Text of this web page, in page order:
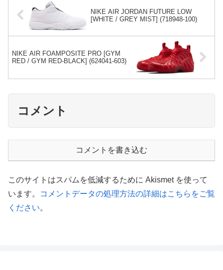
NIKE AIR JORDAN FUTURE LOW
[WHITE / GREY MIST] (718948-100)
NIKE AIR FOAMPOSITE PRO [GYM
RED / GYM RED-BLACK] (624041-603)
コメント
コメントを書き込む
このサイトはスパムを低減するために Akismet を使って
います。
コメントデータの処理方法の詳細はこちらをご覧
ください。